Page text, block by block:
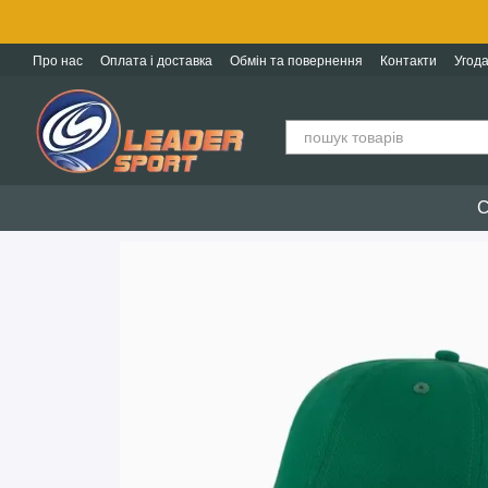
Про нас Оплата і доставка Обмін та повернення Контакти